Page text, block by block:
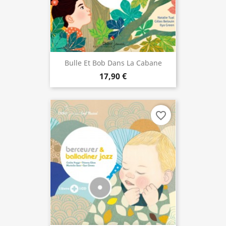
Bulle Et Bob Dans La Cabane
17,90 €
favorite_border